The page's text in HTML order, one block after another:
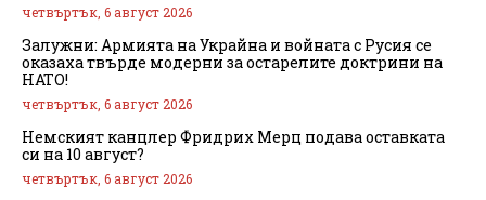
четвъртък, 6 август 2026
Залужни: Армията на Украйна и войната с Русия се
оказаха твърде модерни за остарелите доктрини на
НАТО!
четвъртък, 6 август 2026
Немският канцлер Фридрих Мерц подава оставката
си на 10 август?
четвъртък, 6 август 2026